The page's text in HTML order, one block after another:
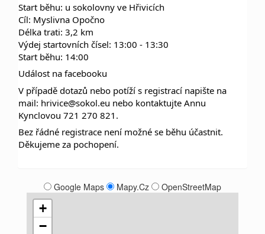
Start běhu: u sokolovny ve Hřivicích
Cíl: Myslivna Opočno
Délka trati: 3,2 km
Výdej startovních čísel: 13:00 - 13:30
Start běhu: 14:00
Událost na facebooku
V případě dotazů nebo potíží s registrací napište na
mail: hrivice@sokol.eu nebo kontaktujte Annu
Kynclovou 721 270 821.
Bez řádné registrace není možné se běhu účastnit.
Děkujeme za pochopení.
Google Maps Mapy.Cz OpenStreetMap
+
−